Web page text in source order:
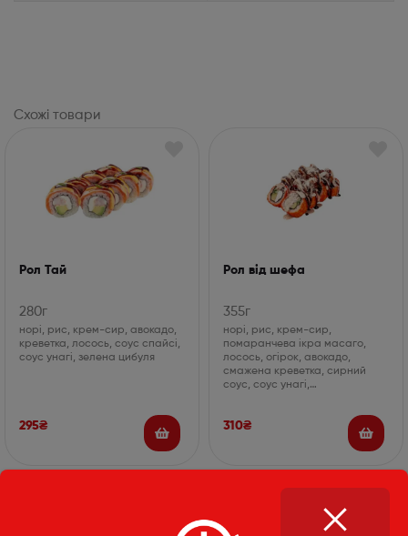
Схожі товари
Рол Тай
280г
норі, рис, крем-сир, авокадо,
креветка, лосось, соус спайсі,
соус унагі, зелена цибуля
295₴
Рол від шефа
355г
норі, рис, крем-сир,
помаранчева ікра масаго,
лосось, огірок, авокадо,
смажена креветка, сирний
соус, соус унагі,…
310₴